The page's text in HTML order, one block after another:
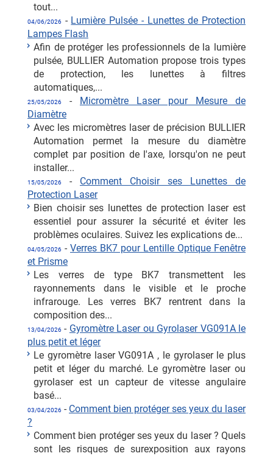
tout...
04/06/2026 - Lumière Pulsée - Lunettes de Protection
Lampes Flash
Afin de protéger les professionnels de la lumière
pulsée, BULLIER Automation propose trois types
de protection, les lunettes à filtres
automatiques,...
25/05/2026 - Micromètre Laser pour Mesure de
Diamètre
Avec les micromètres laser de précision BULLIER
Automation permet la mesure du diamètre
complet par position de l'axe, lorsqu'on ne peut
installer...
15/05/2026 - Comment Choisir ses Lunettes de
Protection Laser
Bien choisir ses lunettes de protection laser est
essentiel pour assurer la sécurité et éviter les
problèmes oculaires. Suivez les explications de...
04/05/2026 - Verres BK7 pour Lentille Optique Fenêtre
et Prisme
Les verres de type BK7 transmettent les
rayonnements dans le visible et le proche
infrarouge. Les verres BK7 rentrent dans la
composition des...
13/04/2026 - Gyromètre Laser ou Gyrolaser VG091A le
plus petit et léger
Le gyromètre laser VG091A , le gyrolaser le plus
petit et léger du marché. Le gyromètre laser ou
gyrolaser est un capteur de vitesse angulaire
basé...
03/04/2026 - Comment bien protéger ses yeux du laser
?
Comment bien protéger ses yeux du laser ? Quels
sont les risques de surexposition aux rayons